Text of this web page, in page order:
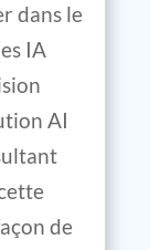
dans le
IA
AI
de